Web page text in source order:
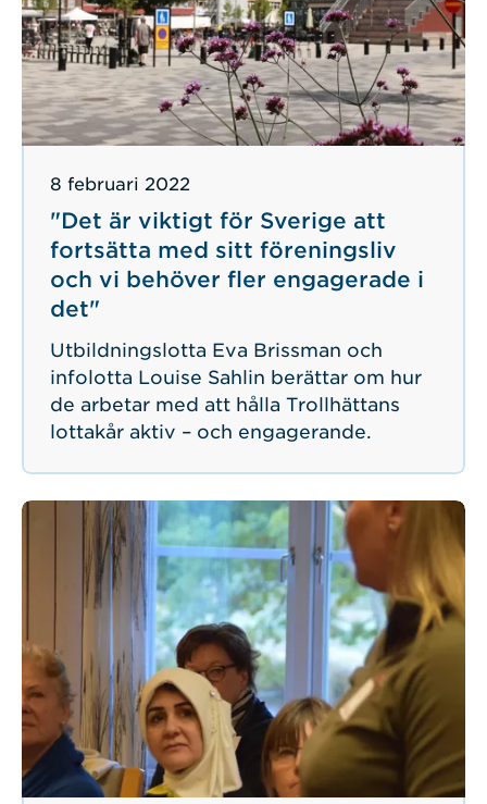
"Det är viktigt för Sverige att
fortsätta med sitt föreningsliv
och vi behöver fler engagerade i
det"
Publicerad
8 februari 2022
Utbildningslotta Eva Brissman och
infolotta Louise Sahlin berättar om hur
de arbetar med att hålla Trollhättans
lottakår aktiv – och engagerande.